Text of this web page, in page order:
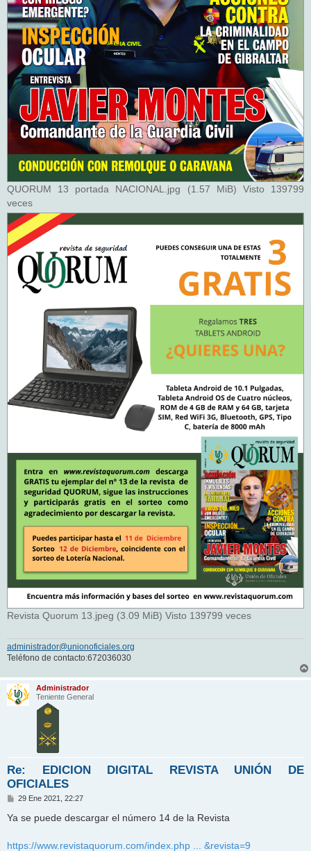
QUORUM 13 portada NACIONAL.jpg (1.57 MiB) Visto 139799
veces
Revista Quorum 13.jpeg (3.09 MiB) Visto 139799 veces
administrador@unionoficiales.org
Teléfono de contacto:672036030
Administrador
Teniente General
Re: EDICION DIGITAL REVISTA UNIÓN DE
OFICIALES
M
n
j
29 Ene 2021, 22:27
Ya se puede descargar el número 14 de la Revista
https://www.revistaquorum.com/index.php ... &revista=9